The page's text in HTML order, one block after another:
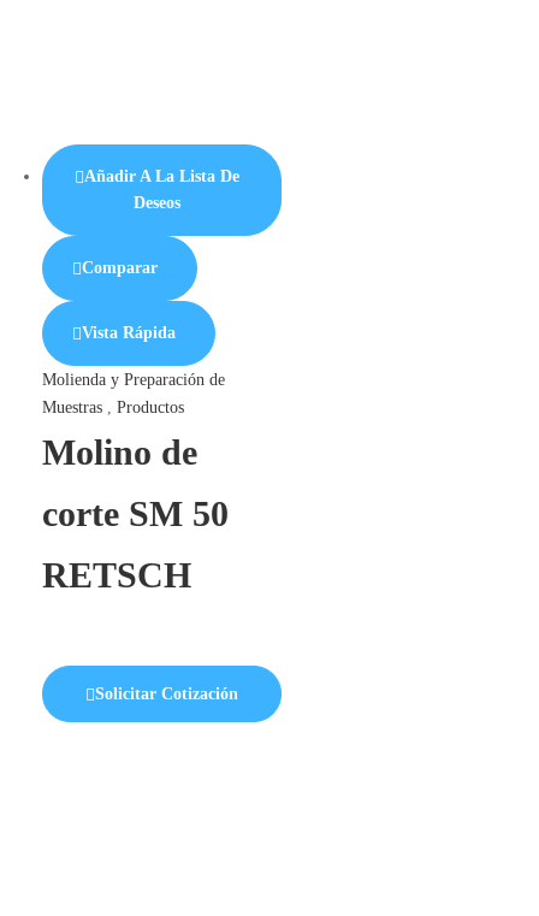
Añadir A La Lista De
Deseos
Comparar
Vista Rápida
Molienda y Preparación de
Muestras, Productos
Molino de
corte SM 50
RETSCH
Solicitar Cotización